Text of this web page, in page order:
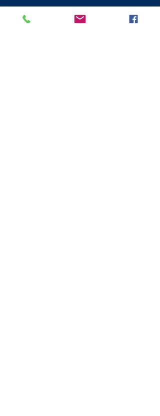
Tiro al plato
Centrar
Tiro al plato